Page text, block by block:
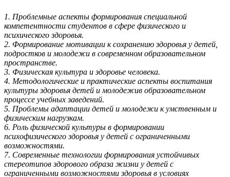
1. Проблемные аспекты формирования специальной
компетентности студентов в сфере физического и
психического здоровья.
2. Формирование мотивации к сохранению здоровья у детей,
подростков и молодежи в современном образовательном
пространстве.
3. Физическая культура и здоровье человека.
4. Методологические и практические аспекты воспитания
культуры здоровья детей и молодежив образовательном
процессе учебных заведений.
5. Проблемы адаптации детей и молодежи к умственным и
физическим нагрузкам.
6. Роль физической культуры в формировании
психофизического здоровья у детей с ограниченными
возможностями.
7. Современные технологии формирования устойчивых
стереотипов здорового образа жизни у детей с
ограниченными возможностями здоровья в условиях